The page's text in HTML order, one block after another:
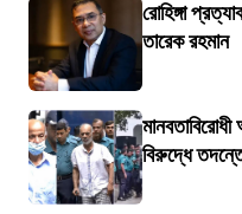
রোহিঙ্গা
তারেক রহমান
বিরুদ্ধে